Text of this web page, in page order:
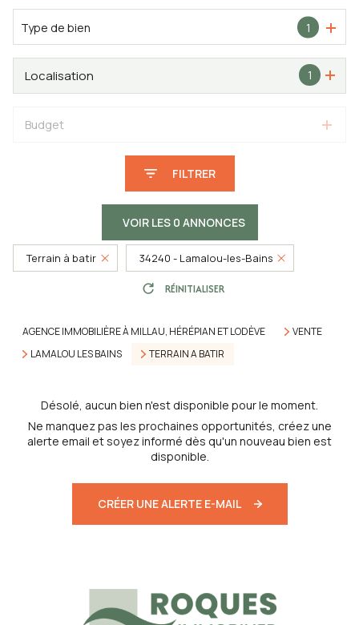
Type de bien 1
1
Localisation
Budget
FILTRER
VOIR LES 0 ANNONCES
Terrain à batir 34240 - Lamalou-les-Bains
RÉINITIALISER
AGENCE IMMOBILIÈRE À MILLAU, HÉRÉPIAN ET LODÈVE
VENTE
LAMALOU LES BAINS
TERRAIN A BATIR
Désolé, aucun bien n'est disponible pour le moment.
Ne manquez pas les prochaines opportunités, créez une
alerte email et soyez informé dès qu'un nouveau bien est
disponible.
CRÉER UNE ALERTE E-MAIL